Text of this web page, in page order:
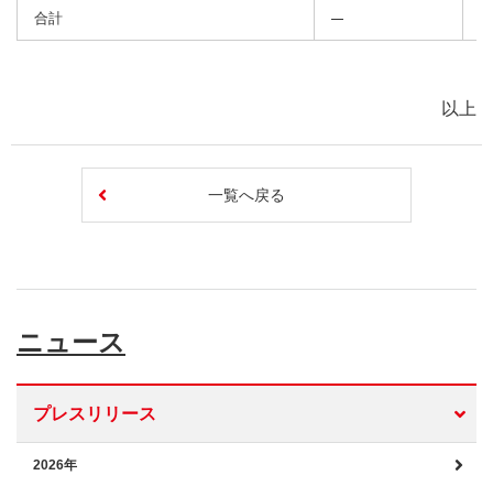
合計
以上
一覧へ戻る
ニュース
プレスリリース
2026年